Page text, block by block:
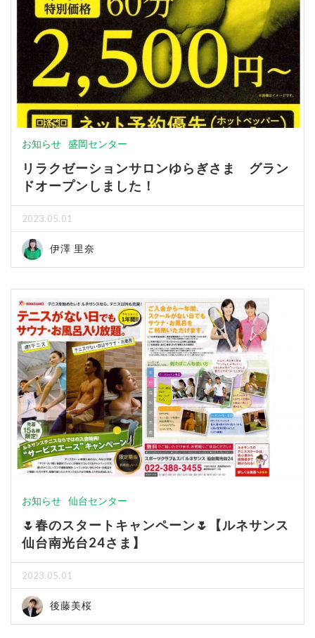
お知らせ 盛岡センター
リラクゼーションサロンゆらぎさま グラン
ドオープンしました！
2023.05.01
伊澤 里奈
お知らせ 仙台センター
🌷春のスタートキャンペーン🌷【ルネサンス
仙台南光台24さま】
2023.05.01
後藤美桜